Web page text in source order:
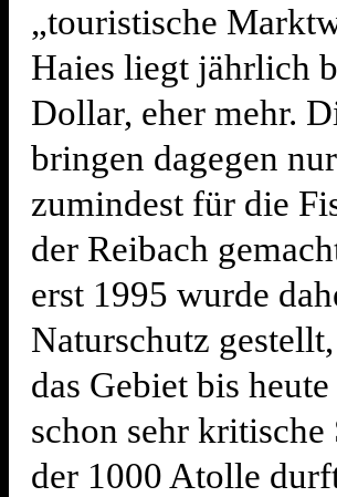
„touristische
Haies liegt jährlich
Dollar, eher mehr.
bringen dagegen
zumindest für die
der Reibach
erst 1995 wurde
Naturschutz
das Gebiet bis
schon sehr
der 1000 Atolle